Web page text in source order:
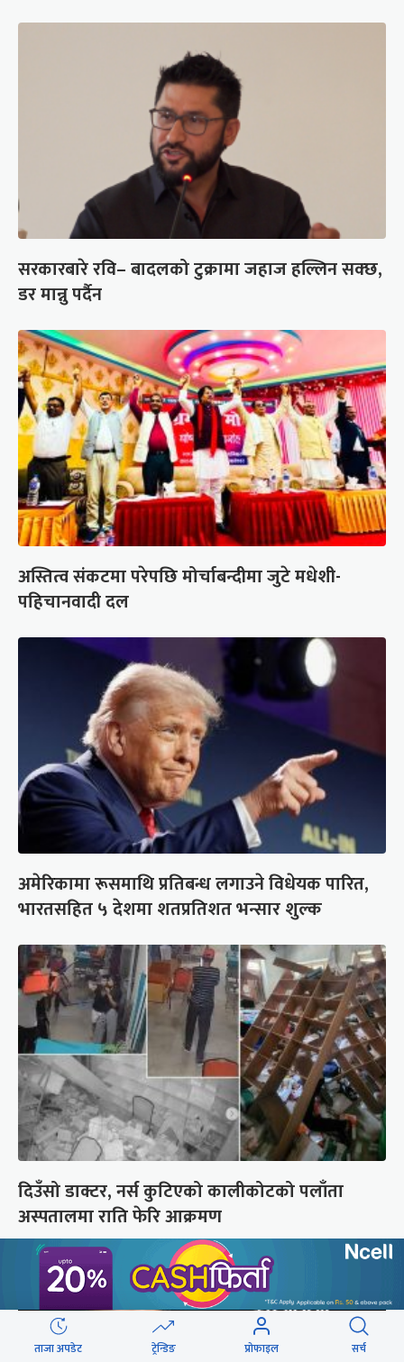
सरकारबारे रवि– बादलको टुक्रामा जहाज हल्लिन सक्छ,
डर मान्नु पर्दैन
अस्तित्व संकटमा परेपछि मोर्चाबन्दीमा जुटे मधेशी-
पहिचानवादी दल
अमेरिकामा रूसमाथि प्रतिबन्ध लगाउने विधेयक पारित,
भारतसहित ५ देशमा शतप्रतिशत भन्सार शुल्क
दिउँसो डाक्टर, नर्स कुटिएको कालीकोटको पलाँता
अस्पतालमा राति फेरि आक्रमण
ताजा अपडेट ट्रेन्डिङ प्रोफाइल सर्च